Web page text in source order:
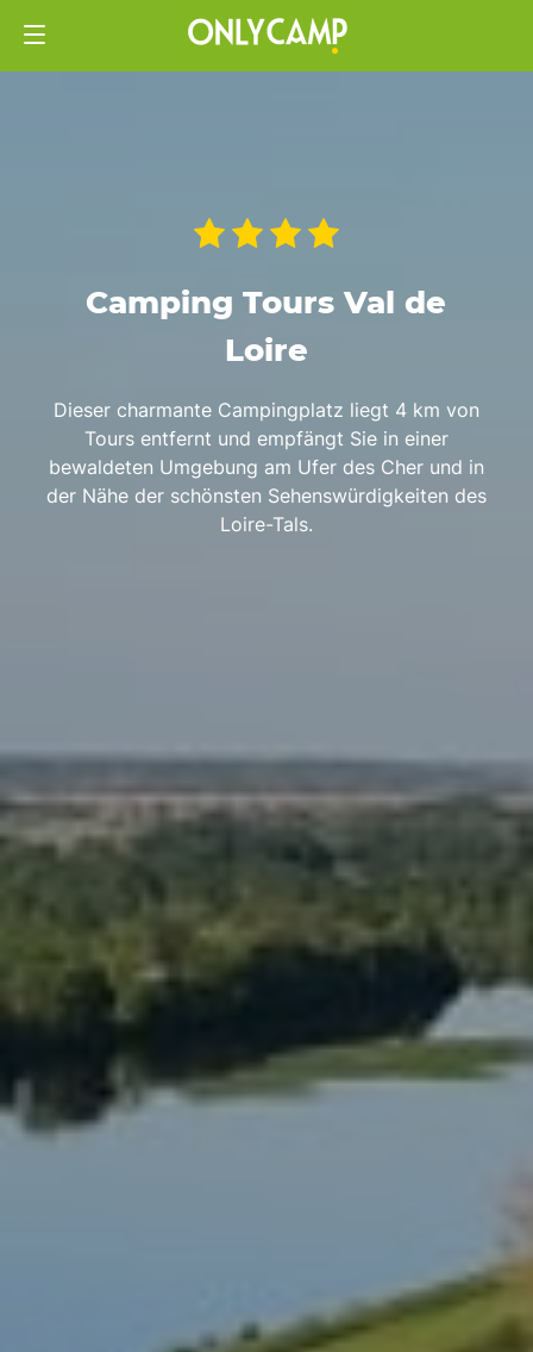
Camping Tours Val de
Loire
Dieser charmante Campingplatz liegt 4 km von
Tours entfernt und empfängt Sie in einer
bewaldeten Umgebung am Ufer des Cher und in
der Nähe der schönsten Sehenswürdigkeiten des
Loire-Tals.